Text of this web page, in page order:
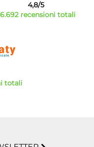
4,8/5
recensioni totali
totali